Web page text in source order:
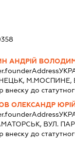
АНДРІЙ
М.МОСПИНЕ,
внеску до
ОЛЕКСАНДР
ВУЛ.
внеску до